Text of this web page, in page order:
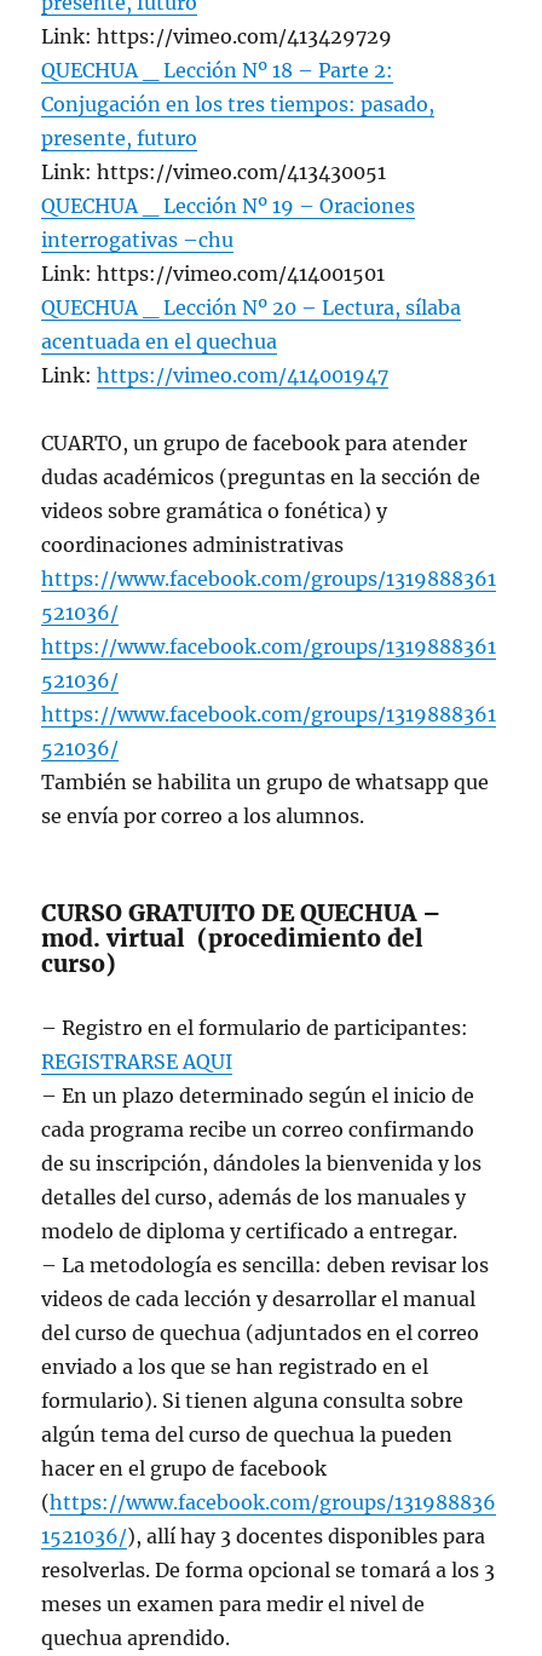
Link: https://vimeo.com/413429729
QUECHUA _ Lección Nº 18 – Parte 2:
Conjugación en los tres tiempos: pasado,
presente, futuro
Link: https://vimeo.com/413430051
QUECHUA _ Lección Nº 19 – Oraciones
interrogativas –chu
Link: https://vimeo.com/414001501
QUECHUA _ Lección Nº 20 – Lectura, sílaba
acentuada en el quechua
Link:https://vimeo.com/414001947
CUARTO, un grupo de facebook para atender
dudas académicos (preguntas en la sección de
videos sobre gramática o fonética) y
coordinaciones administrativas
https://www.facebook.com/groups/1319888361
521036/
https://www.facebook.com/groups/1319888361
521036/
https://www.facebook.com/groups/1319888361
521036/
También se habilita un grupo de whatsapp que
se envía por correo a los alumnos.
CURSO GRATUITO DE QUECHUA –
mod. virtual (procedimiento del
curso)
– Registro en el formulario de participantes:
REGISTRARSE AQUI
– En un plazo determinado según el inicio de
cada programa recibe un correo confirmando
de su inscripción, dándoles la bienvenida y los
detalles del curso, además de los manuales y
modelo de diploma y certificado a entregar.
– La metodología es sencilla: deben revisar los
videos de cada lección y desarrollar el manual
del curso de quechua (adjuntados en el correo
enviado a los que se han registrado en el
formulario). Si tienen alguna consulta sobre
algún tema del curso de quechua la pueden
hacer en el grupo de facebook
(https://www.facebook.com/groups/131988836
1521036/), allí hay 3 docentes disponibles para
resolverlas. De forma opcional se tomará a los 3
meses un examen para medir el nivel de
quechua aprendido.